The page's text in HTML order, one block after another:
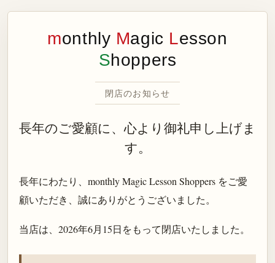
monthly Magic Lesson
Shoppers
閉店のお知らせ
長年のご愛顧に、心より御礼申し上げま
す。
長年にわたり、monthly Magic Lesson Shoppers をご愛
顧いただき、誠にありがとうございました。
当店は、 2026年6月15日をもって閉店いたしました。